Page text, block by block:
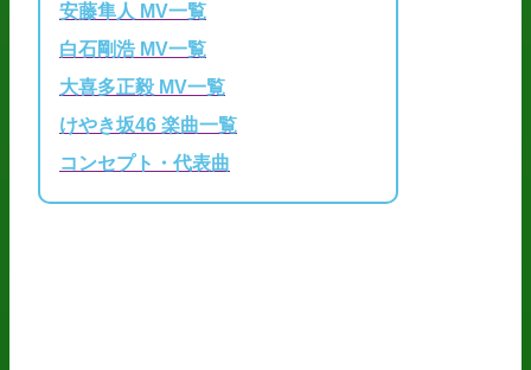
安藤隼人 MV一覧
白石剛浩 MV一覧
大喜多正毅 MV一覧
けやき坂46 楽曲一覧
コンセプト・代表曲